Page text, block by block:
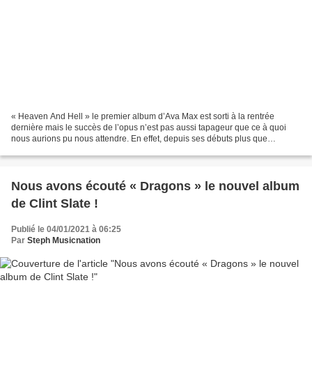
« Heaven And Hell » le premier album d’Ava Max est sorti à la rentrée
dernière mais le succès de l’opus n’est pas aussi tapageur que ce à quoi
nous aurions pu nous attendre. En effet, depuis ses débuts plus que
Nous avons écouté « Dragons » le nouvel album
de Clint Slate !
Publié le 04/01/2021 à 06:25
Par Steph Musicnation